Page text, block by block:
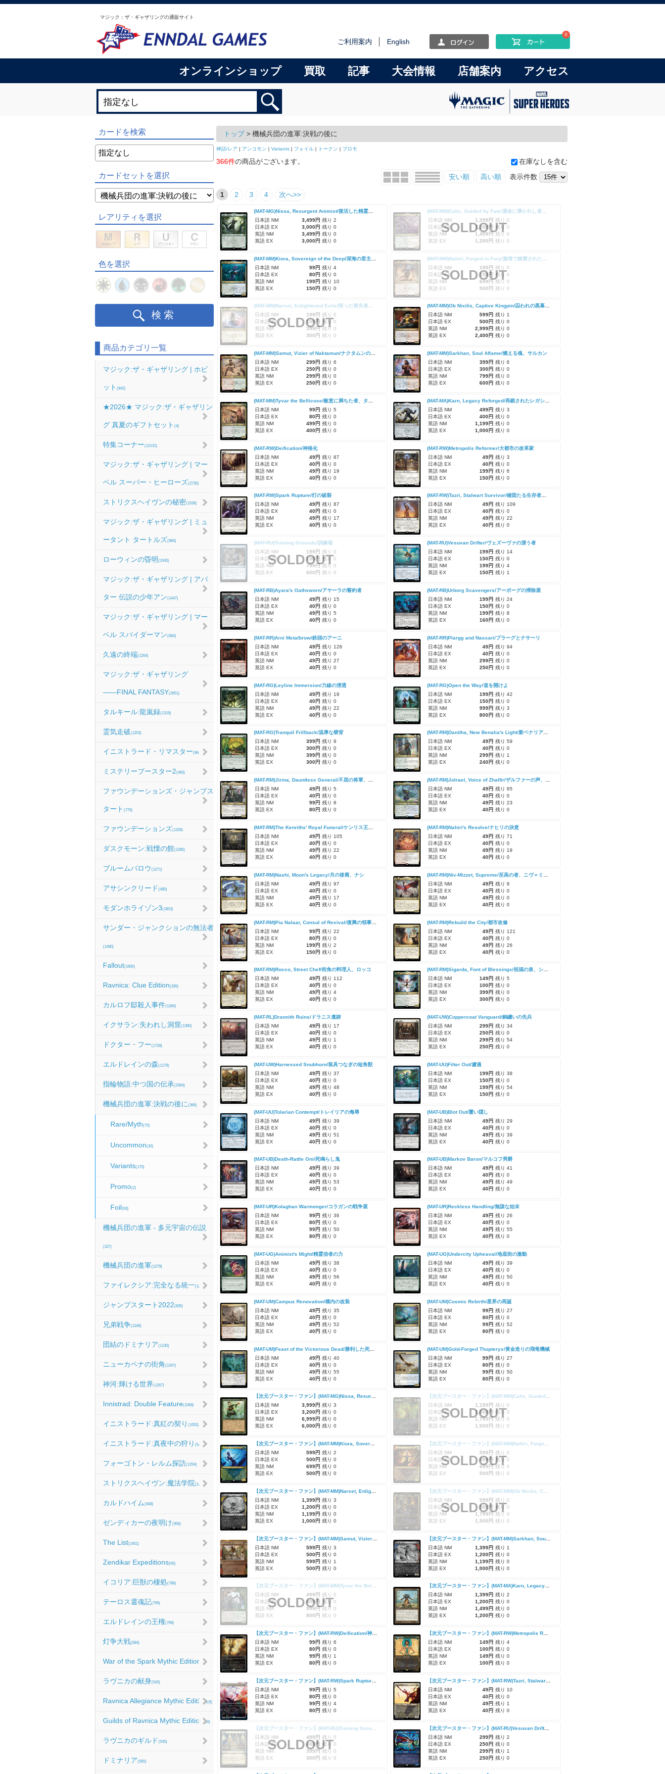
マジック：ザ・ギャザリングの通販サイト
ご利用案内 English
0
オンラインショップ 買取 記事 大会情報 店舗案内 アクセス
カードを検索
カードセットを選択
レアリティを選択
色を選択
検索
商品カテゴリ一覧
マジック:ザ・ギャザリング | ホビ
ット (842)
★2026★ マジック:ザ・ギャザリン
グ 真夏のギフトセット (4)
特集コーナー(12131)
マジック:ザ・ギャザリング | マー
ベル スーパー・ヒーローズ(2735)
ストリクスヘイヴンの秘密(1536)
マジック:ザ・ギャザリング | ミュ
ータント タートルズ(984)
ローウィンの昏明 (1045)
マジック:ザ・ギャザリング | アバ
ター 伝説の少年アン(1447)
マジック:ザ・ギャザリング | マー
ベル スパイダーマン(684)
久遠の終端(1264)
マジック:ザ・ギャザリング
――FINAL FANTASY(2651)
タルキール:龍嵐録(1319)
霊気走破(1203)
イニストラード・リマスター(984)
ミステリーブースター2(483)
ファウンデーションズ・ジャンプス
タート (779)
ファウンデーションズ(1209)
ダスクモーン:戦慄の館(1285)
ブルームバロウ (1271)
アサシンクリード (485)
モダンホライゾン3(1853)
サンダー・ジャンクションの無法者
(1490)
Fallout(1600)
Ravnica: Clue Edition(285)
カルロフ邸殺人事件(1260)
イクサラン:失われし洞窟(1390)
ドクター・フー(1728)
エルドレインの森(1179)
指輪物語:中つ国の伝承(2364)
機械兵団の進軍:決戦の後に (366)
Rare/Myth(70)
Uncommon(30)
Variants(170)
Promo(2)
Foil(93)
機械兵団の進軍 - 多元宇宙の伝説
(327)
機械兵団の進軍(1279)
ファイレクシア:完全なる統一(1067)
ジャンプスタート2022(835)
兄弟戦争(1349)
団結のドミナリア(1130)
ニューカペナの街角 (1347)
神河:輝ける世界(1267)
Innistrad: Double Feature(1069)
イニストラード:真紅の契り (1053)
イニストラード:真夜中の狩り (986)
フォーゴトン・レルム探訪(1254)
ストリクスヘイヴン:魔法学院(1214)
カルドハイム (948)
ゼンディカーの夜明け(956)
The List(1451)
Zendikar Expeditions(60)
イコリア:巨獣の棲処(788)
テーロス還魂記(706)
エルドレインの王権(799)
灯争大戦(684)
War of the Spark Mythic Edition (9)
ラヴニカの献身(545)
Ravnica Allegiance Mythic Edition(8)
Guilds of Ravnica Mythic Edition(16)
ラヴニカのギルド (545)
ドミナリア(565)
神話/レア | アンコモン | Variants | フォイル | トークン | プロモ
トップ> 機械兵団の進軍:決戦の後に
366件の商品がございます。
在庫なしを含む
安い順
高い順 表示件数
1 2 3 4 次へ>>
日本語 NM
3,499円 残り 2
日本語 EX
3,000円 残り 0
英語 NM
3,499円 残り 0
英語 EX
3,000円 残り 0
日本語 NM
1,399円 残り 0
日本語 EX
1,200円 残り 0
英語 NM
1,499円 残り 0
英語 EX
1,200円 残り 0
SOLDOUT
日本語 NM
99円 残り 4
日本語 EX
80円 残り 0
英語 NM
199円 残り 10
英語 EX
150円 残り 0
日本語 NM
199円 残り 0
日本語 EX
150円 残り 0
英語 NM
699円 残り 0
英語 EX
500円 残り 0
SOLDOUT
(MAT-MM)Narset, Enlightened Exile/悟った喪失者、ナーセット
日本語 NM
199円 残り 0
日本語 EX
150円 残り 0
英語 NM
399円 残り 0
英語 EX
300円 残り 0
SOLDOUT
(MAT-MM)Ob Nixilis, Captive Kingpin/囚われの黒幕、オブ・ニクシリス
日本語 NM
599円 残り 1
日本語 EX
500円 残り 0
英語 NM
2,999円 残り 0
英語 EX
2,400円 残り 0
日本語 NM
299円 残り 6
日本語 EX
250円 残り 0
英語 NM
299円 残り 0
英語 EX
250円 残り 0
(MAT-MM)Sarkhan, Soul Aflame/燃える魂、サルカン
日本語 NM
399円 残り 6
日本語 EX
300円 残り 0
英語 NM
799円 残り 0
英語 EX
600円 残り 0
日本語 NM
99円 残り 5
日本語 EX
80円 残り 0
英語 NM
499円 残り 0
英語 EX
400円 残り 0
日本語 NM
499円 残り 3
日本語 EX
400円 残り 0
英語 NM
1,199円 残り 0
英語 EX
1,000円 残り 0
(MAT-RW)Deification/神格化
日本語 NM
49円 残り 87
日本語 EX
40円 残り 0
英語 NM
49円 残り 19
英語 EX
40円 残り 0
(MAT-RW)Metropolis Reformer/大都市の改革家
日本語 NM
49円 残り 3
日本語 EX
40円 残り 0
英語 NM
199円 残り 6
英語 EX
150円 残り 0
(MAT-RW)Spark Rupture/灯の破裂
日本語 NM
49円 残り 87
日本語 EX
40円 残り 0
英語 NM
49円 残り 17
英語 EX
40円 残り 0
(MAT-RW)Tazri, Stalwart Survivor/確固たる生存者、タズリ
日本語 NM
49円 残り 109
日本語 EX
40円 残り 0
英語 NM
49円 残り 22
英語 EX
40円 残り 0
(MAT-RU)Training Grounds/訓練場
日本語 NM
199円 残り 0
日本語 EX
150円 残り 0
英語 NM
799円 残り 0
英語 EX
600円 残り 0
SOLDOUT
(MAT-RU)Vesuvan Drifter/ヴェズーヴァの漂う者
日本語 NM
199円 残り 14
日本語 EX
150円 残り 0
英語 NM
199円 残り 4
英語 EX
150円 残り 1
(MAT-RB)Ayara's Oathsworn/アヤーラの誓約者
日本語 NM
49円 残り 15
日本語 EX
40円 残り 0
英語 NM
49円 残り 5
英語 EX
40円 残り 0
(MAT-RB)Urborg Scavengers/アーボーグの掃除屋
日本語 NM
199円 残り 24
日本語 EX
150円 残り 0
英語 NM
199円 残り 8
英語 EX
160円 残り 0
(MAT-RR)Arni Metalbrow/鉄頭のアーニ
日本語 NM
49円 残り 126
日本語 EX
40円 残り 0
英語 NM
49円 残り 27
英語 EX
40円 残り 0
(MAT-RR)Plargg and Nassari/プラーグとナサーリ
日本語 NM
49円 残り 94
日本語 EX
40円 残り 0
英語 NM
299円 残り 0
英語 EX
250円 残り 0
(MAT-RG)Leyline Immersion/力線の浸透
日本語 NM
49円 残り 19
日本語 EX
40円 残り 0
英語 NM
49円 残り 22
英語 EX
40円 残り 0
(MAT-RG)Open the Way/道を開けよ
日本語 NM
199円 残り 42
日本語 EX
150円 残り 0
英語 NM
999円 残り 3
英語 EX
800円 残り 0
(MAT-RG)Tranquil Frillback/温厚な襞背
日本語 NM
399円 残り 9
日本語 EX
300円 残り 0
英語 NM
399円 残り 0
英語 EX
300円 残り 0
(MAT-RM)Danitha, New Benalia's Light/新ベナリアの光、ダニサ
日本語 NM
49円 残り 59
日本語 EX
40円 残り 0
英語 NM
299円 残り 1
英語 EX
240円 残り 0
日本語 NM
49円 残り 5
日本語 EX
40円 残り 0
英語 NM
99円 残り 8
英語 EX
80円 残り 0
日本語 NM
49円 残り 95
日本語 EX
40円 残り 0
英語 NM
49円 残り 23
英語 EX
40円 残り 0
日本語 NM
49円 残り 105
日本語 EX
40円 残り 0
英語 NM
49円 残り 22
英語 EX
40円 残り 0
(MAT-RM)Nahiri's Resolve/ナヒリの決意
日本語 NM
49円 残り 71
日本語 EX
40円 残り 0
英語 NM
49円 残り 19
英語 EX
40円 残り 0
(MAT-RM)Nashi, Moon's Legacy/月の後裔、ナシ
日本語 NM
49円 残り 97
日本語 EX
40円 残り 0
英語 NM
49円 残り 17
英語 EX
40円 残り 0
日本語 NM
49円 残り 9
日本語 EX
40円 残り 0
英語 NM
49円 残り 0
英語 EX
40円 残り 0
日本語 NM
99円 残り 22
日本語 EX
80円 残り 0
英語 NM
199円 残り 2
英語 EX
150円 残り 0
(MAT-RM)Rebuild the City/都市改修
日本語 NM
49円 残り 121
日本語 EX
40円 残り 0
英語 NM
49円 残り 26
英語 EX
40円 残り 0
(MAT-RM)Rocco, Street Chef/街角の料理人、ロッコ
日本語 NM
49円 残り 112
日本語 EX
40円 残り 0
英語 NM
49円 残り 4
英語 EX
40円 残り 0
(MAT-RM)Sigarda, Font of Blessings/祝福の泉、シガルダ
日本語 NM
149円 残り 5
日本語 EX
100円 残り 0
英語 NM
399円 残り 0
英語 EX
300円 残り 0
(MAT-RL)Drannith Ruins/ドラニス遺跡
日本語 NM
49円 残り 17
日本語 EX
40円 残り 0
英語 NM
49円 残り 1
英語 EX
40円 残り 0
(MAT-UW)Coppercoat Vanguard/銅纏いの先兵
日本語 NM
299円 残り 34
日本語 EX
250円 残り 0
英語 NM
299円 残り 54
英語 EX
250円 残り 0
(MAT-UW)Harnessed Snubhorn/装具つなぎの短角獣
日本語 NM
49円 残り 37
日本語 EX
40円 残り 0
英語 NM
49円 残り 48
英語 EX
40円 残り 0
(MAT-UU)Filter Out/濾過
日本語 NM
199円 残り 38
日本語 EX
150円 残り 0
英語 NM
199円 残り 54
英語 EX
150円 残り 0
(MAT-UU)Tolarian Contempt/トレイリアの侮辱
日本語 NM
49円 残り 39
日本語 EX
40円 残り 0
英語 NM
49円 残り 51
英語 EX
40円 残り 0
(MAT-UB)Blot Out/覆い隠し
日本語 NM
49円 残り 29
日本語 EX
40円 残り 0
英語 NM
49円 残り 39
英語 EX
40円 残り 0
(MAT-UB)Death-Rattle Oni/死鳴らし鬼
日本語 NM
49円 残り 39
日本語 EX
40円 残り 0
英語 NM
49円 残り 53
英語 EX
40円 残り 0
(MAT-UB)Markov Baron/マルコフ男爵
日本語 NM
49円 残り 41
日本語 EX
40円 残り 0
英語 NM
49円 残り 49
英語 EX
40円 残り 0
(MAT-UR)Kolaghan Warmonger/コラガンの戦争屋
日本語 NM
99円 残り 36
日本語 EX
80円 残り 0
英語 NM
99円 残り 50
英語 EX
80円 残り 0
(MAT-UR)Reckless Handling/無謀な始末
日本語 NM
49円 残り 26
日本語 EX
40円 残り 0
英語 NM
49円 残り 55
英語 EX
40円 残り 0
(MAT-UG)Animist's Might/精霊信者の力
日本語 NM
49円 残り 38
日本語 EX
40円 残り 0
英語 NM
49円 残り 56
英語 EX
40円 残り 0
(MAT-UG)Undercity Upheaval/地底街の激動
日本語 NM
49円 残り 39
日本語 EX
40円 残り 0
英語 NM
49円 残り 50
英語 EX
40円 残り 0
(MAT-UM)Campus Renovation/構内の改装
日本語 NM
49円 残り 35
日本語 EX
40円 残り 0
英語 NM
49円 残り 52
英語 EX
40円 残り 0
(MAT-UM)Cosmic Rebirth/星界の再誕
日本語 NM
99円 残り 27
日本語 EX
80円 残り 0
英語 NM
99円 残り 52
英語 EX
80円 残り 0
(MAT-UM)Feast of the Victorious Dead/勝利した死者の饗宴
日本語 NM
49円 残り 40
日本語 EX
40円 残り 0
英語 NM
49円 残り 55
英語 EX
40円 残り 0
(MAT-UM)Gold-Forged Thopteryx/黄金造りの飛竜機械
日本語 NM
99円 残り 27
日本語 EX
80円 残り 0
英語 NM
99円 残り 50
英語 EX
80円 残り 0
【次元ブースター・ファン】(MAT-MG)Nissa, Resurgent Animist/復活した精霊信者、ニッサ
日本語 NM
3,999円 残り 3
日本語 EX
3,200円 残り 0
英語 NM
6,999円 残り 0
英語 EX
6,000円 残り 0
【次元ブースター・ファン】(MAT-MM)Calix, Guided by Fate/運命に導かれし者、ケイリクス
日本語 NM
1,199円 残り 0
日本語 EX
1,000円 残り 0
英語 NM
1,799円 残り 0
英語 EX
1,500円 残り 0
SOLDOUT
日本語 NM
599円 残り 2
日本語 EX
500円 残り 0
英語 NM
699円 残り 0
英語 EX
500円 残り 0
日本語 NM
599円 残り 0
日本語 EX
499円 残り 0
英語 NM
699円 残り 0
英語 EX
500円 残り 0
SOLDOUT
日本語 NM
1,399円 残り 3
日本語 EX
1,200円 残り 0
英語 NM
1,199円 残り 0
英語 EX
1,000円 残り 0
日本語 NM
599円 残り 0
日本語 EX
500円 残り 0
英語 NM
1,799円 残り 0
英語 EX
1,500円 残り 0
SOLDOUT
日本語 NM
599円 残り 3
日本語 EX
500円 残り 0
英語 NM
599円 残り 1
英語 EX
500円 残り 0
日本語 NM
1,399円 残り 1
日本語 EX
1,200円 残り 0
英語 NM
1,199円 残り 0
英語 EX
1,000円 残り 0
【次元ブースター・ファン】(MAT-MM)Tyvar the Bellicose/敵意に満ちた者、タイヴァー
日本語 NM
499円 残り 0
日本語 EX
400円 残り 0
英語 NM
999円 残り 0
英語 EX
800円 残り 0
SOLDOUT
【次元ブースター・ファン】(MAT-MA)Karn, Legacy Reforged/再鍛されたレガシー、カーン
日本語 NM
1,399円 残り 2
日本語 EX
1,200円 残り 0
英語 NM
1,499円 残り 0
英語 EX
1,200円 残り 0
【次元ブースター・ファン】(MAT-RW)Deification/神格化
日本語 NM
99円 残り 6
日本語 EX
80円 残り 0
英語 NM
99円 残り 1
英語 EX
80円 残り 0
【次元ブースター・ファン】(MAT-RW)Metropolis Reformer/大都市の改革家
日本語 NM
149円 残り 4
日本語 EX
100円 残り 0
英語 NM
149円 残り 0
英語 EX
100円 残り 0
日本語 NM
99円 残り 5
日本語 EX
80円 残り 0
英語 NM
99円 残り 4
英語 EX
80円 残り 0
日本語 NM
49円 残り 10
日本語 EX
40円 残り 0
英語 NM
49円 残り 1
英語 EX
40円 残り 0
日本語 NM
499円 残り 0
日本語 EX
400円 残り 0
英語 NM
399円 残り 0
英語 EX
300円 残り 0
SOLDOUT
【次元ブースター・ファン】(MAT-RU)Vesuvan Drifter/ヴェズーヴァの漂う者
日本語 NM
299円 残り 2
日本語 EX
250円 残り 0
英語 NM
299円 残り 1
英語 EX
250円 残り 0